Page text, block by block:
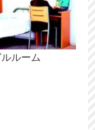
ルーム